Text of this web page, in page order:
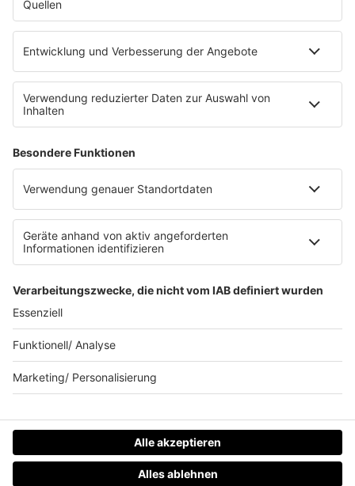
Empfang
barba radio App
Impressum
Datenschutz Facebook & Instagram
Datenschutzeinstellungen
Clubbedingungen
Werbung schalten
Waffel-Werbepartner
80s80s.de
90s90s.de
Schlagerplanetradio.com
1deutsch.de
WEIHNACHTSMUSIK.FM
© barba radio. Ein Baby von Barbara Schöneberger und
REGIOCAST.